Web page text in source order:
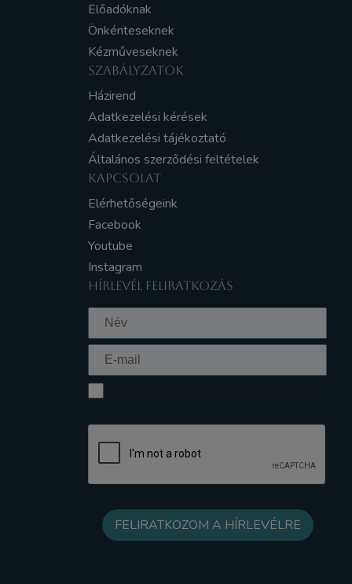
Előadóknak
Önkénteseknek
Kézműveseknek
SZABÁLYZATOK
Házirend
Adatkezelési kérések
Adatkezelési tájékoztató
Általános szerződési feltételek
KAPCSOLAT
Elérhetőségeink
Facebook
Youtube
Instagram
HÍRLEVÉL FELIRATKOZÁS